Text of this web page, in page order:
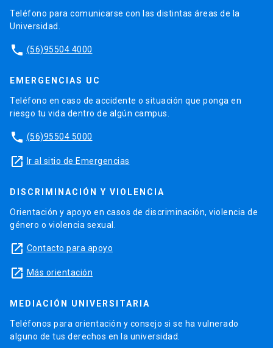
Teléfono para comunicarse con las distintas áreas de la
Universidad.
phone (56)95504 4000
EMERGENCIAS UC
Teléfono en caso de accidente o situación que ponga en
riesgo tu vida dentro de algún campus.
phone (56)95504 5000
launch Ir al sitio de Emergencias
DISCRIMINACIÓN Y VIOLENCIA
Orientación y apoyo en casos de discriminación, violencia de
género o violencia sexual.
launch Contacto para apoyo
launch Más orientación
MEDIACIÓN UNIVERSITARIA
Teléfonos para orientación y consejo si se ha vulnerado
alguno de tus derechos en la universidad.